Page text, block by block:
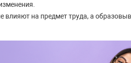
влияют на предмет труда, а